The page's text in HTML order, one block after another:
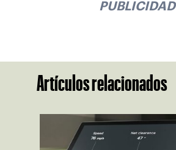
PUBLICIDAD
Artículos relacionados